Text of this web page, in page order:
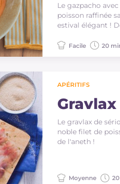
Le gazpacho
poisson raffinée
estival élégant !
Facile 20
APÉRITIFS
Le gravlax de
noble filet de
de l'aneth !
Moyenne